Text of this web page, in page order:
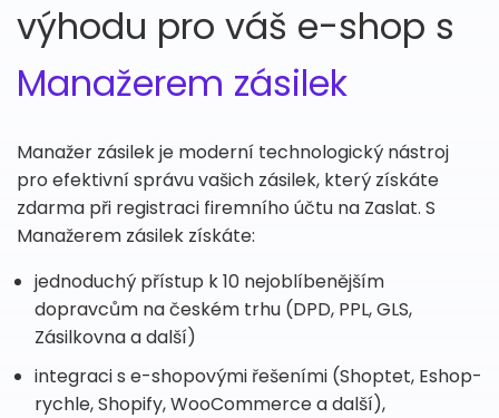
výhodu pro váš e-shop s
Manažerem zásilek
Manažer zásilek je moderní technologický nástroj
pro efektivní správu vašich zásilek, který získáte
zdarma při registraci firemního účtu na Zaslat. S
Manažerem zásilek získáte:
jednoduchý přístup k 10 nejoblíbenějším
dopravcům na českém trhu (DPD, PPL, GLS,
Zásilkovna a další)
integraci s e-shopovými řešeními (Shoptet, Eshop-
rychle, Shopify, WooCommerce a další),